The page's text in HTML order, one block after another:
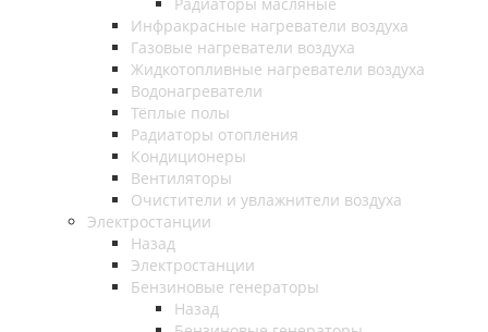
Инфракрасные нагреватели воздуха
Газовые нагреватели воздуха
Жидкотопливные нагреватели воздуха
Водонагреватели
Тёплые полы
Радиаторы отопления
Кондиционеры
Вентиляторы
Очистители и увлажнители воздуха
Электростанции
Назад
Электростанции
Бензиновые генераторы
Назад